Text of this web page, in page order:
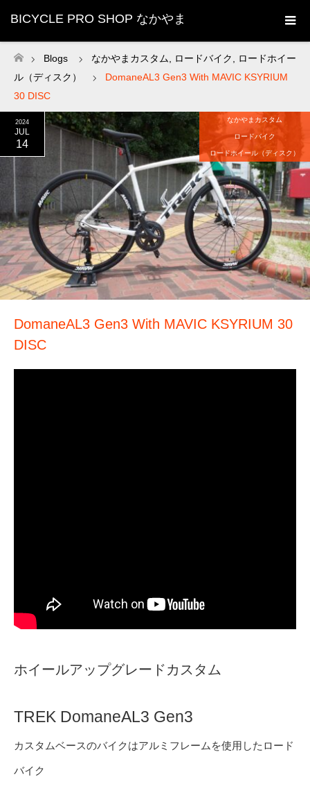
BICYCLE PRO SHOP なかやま
ホーム
Blogs なかやまカスタム ロードバイク
ロードホイー
ル（ディスク）
DomaneAL3 Gen3 With MAVIC KSYRIUM
30 DISC
2024
JUL
14
なかやまカスタム
ロードバイク
ロードホイール（ディスク）
DomaneAL3 Gen3 With MAVIC KSYRIUM 30
DISC
ホイールアップグレードカスタム
TREK DomaneAL3 Gen3
カスタムベースのバイクはアルミフレームを使用したロード
バイク